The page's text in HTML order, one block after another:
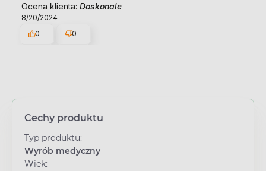
Ocena klienta: Doskonale
8/20/2024
0
0
Cechy produktu
Typ produktu:
Wyrób medyczny
Wiek: